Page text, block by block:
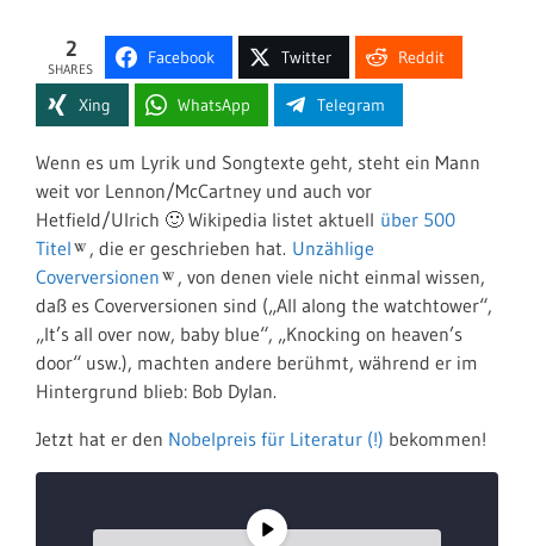
2
SHARES
Facebook Twitter Reddit
Xing WhatsApp Telegram
Wenn es um Lyrik und Songtexte geht, steht ein Mann
weit vor Lennon/McCartney und auch vor
Hetfield/Ulrich 🙂 Wikipedia listet aktuell über 500
Titel
, die er geschrieben hat. Unzählige
Coverversionen
, von denen viele nicht einmal wissen,
daß es Coverversionen sind („All along the watchtower“,
„It’s all over now, baby blue“, „Knocking on heaven’s
door“ usw.), machten andere berühmt, während er im
Hintergrund blieb: Bob Dylan.
Jetzt hat er den Nobelpreis für Literatur (!) bekommen!